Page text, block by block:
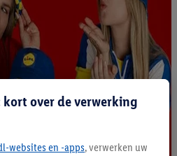
kort over de verwerking
websites en -apps, verwerken uw